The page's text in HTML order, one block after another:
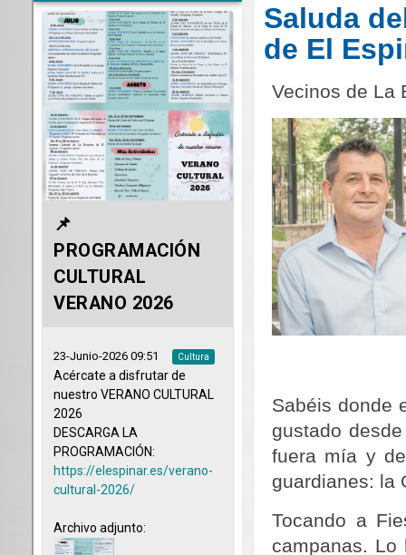
Saluda
de El
Vecinos de La
Sabéis donde
gustado
fuera mía y
guardianes: la
Tocando a
campanas.